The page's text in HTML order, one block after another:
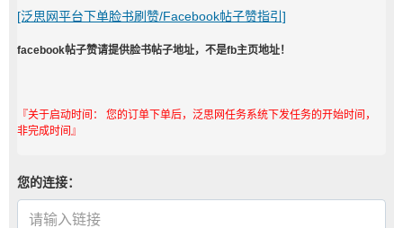
[泛思网平台下单脸书刷赞/Facebook帖子赞指引]
facebook帖子赞请提供脸书帖子地址，不是fb主页地址！
『关于启动时间： 您的订单下单后，泛思网任务系统下发任务的开始时间，
非完成时间』
您的连接：